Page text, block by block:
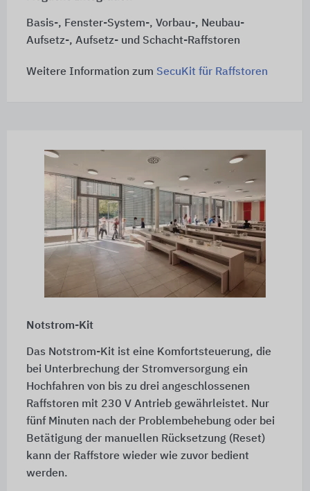
Basis-, Fenster-System-, Vorbau-, Neubau-
Aufsetz-, Aufsetz- und Schacht-Raffstoren
Weitere Information zum SecuKit für Raffstoren
Notstrom-Kit
Das Notstrom-Kit ist eine Komfortsteuerung, die
bei Unterbrechung der Stromversorgung ein
Hochfahren von bis zu drei angeschlossenen
Raffstoren mit 230 V Antrieb gewährleistet. Nur
fünf Minuten nach der Problembehebung oder bei
Betätigung der manuellen Rücksetzung (Reset)
kann der Raffstore wieder wie zuvor bedient
werden.